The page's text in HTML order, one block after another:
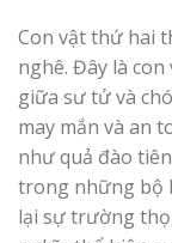
Con vật thứ hai
nghê. Đây là
giữa sư tử và
may mắn và an
như quả đào
trong những bộ
lại sự trường